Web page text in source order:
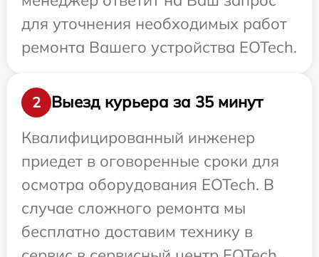
для уточнения необходимых работ
ремонта Вашего устройства EOTech.
2
Выезд курьера за 35 минут
Квалифицированный инженер
приедет в оговоренные сроки для
осмотра оборудования EOTech. В
случае сложного ремонта мы
бесплатно доставим технику в